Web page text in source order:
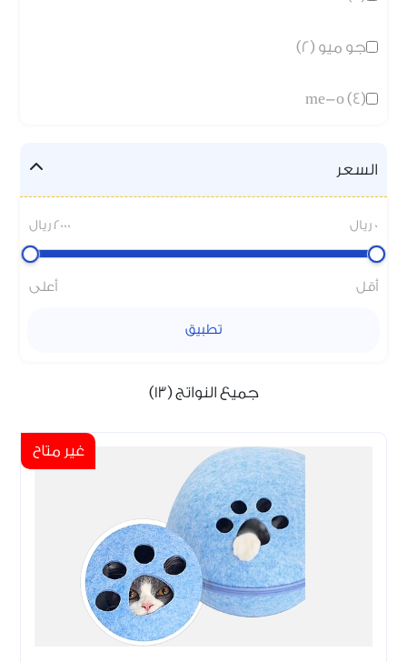
جو ميو (2)
me-o (4)
السعر
0 ريال 2000 ريال
أقل أعلى
تطبيق
جميع النواتج (13)
غير متاح